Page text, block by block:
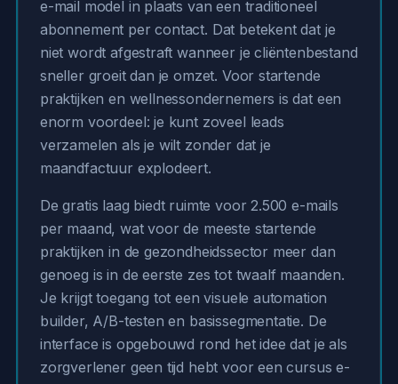
e-mail model in plaats van een traditioneel
abonnement per contact. Dat betekent dat je
niet wordt afgestraft wanneer je cliëntenbestand
sneller groeit dan je omzet. Voor startende
praktijken en wellnessondernemers is dat een
enorm voordeel: je kunt zoveel leads
verzamelen als je wilt zonder dat je
maandfactuur explodeert.
De gratis laag biedt ruimte voor 2.500 e-mails
per maand, wat voor de meeste startende
praktijken in de gezondheidssector meer dan
genoeg is in de eerste zes tot twaalf maanden.
Je krijgt toegang tot een visuele automation
builder, A/B-testen en basissegmentatie. De
interface is opgebouwd rond het idee dat je als
zorgverlener geen tijd hebt voor een cursus e-